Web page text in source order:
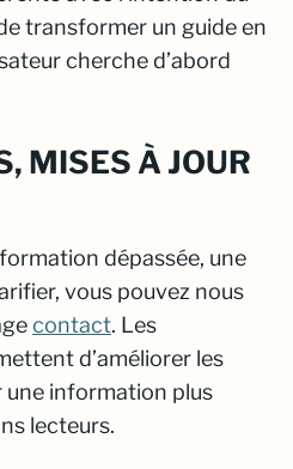
transformer un guide en
cherche d’abord
MISES À JOUR
dépassée, une
vous pouvez nous
contact. Les
d’améliorer les
une information plus
lecteurs.